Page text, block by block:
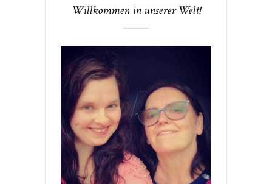
Willkommen in unserer Welt!